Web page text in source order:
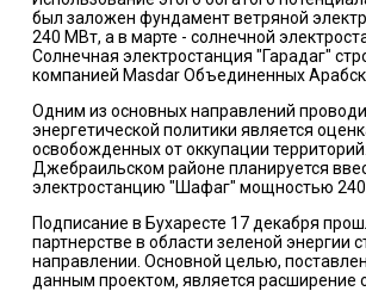
был заложен фундамент ветряной
240 МВт, а в марте - солнечной
Солнечная электростанция "Гарадаг"
компанией Masdar Объединенных
Одним из основных направлений
энергетической политики является
освобожденных от оккупации
Джебраильском районе планируется
электростанцию "Шафаг" мощностью
Подписание в Бухаресте 17 декабря
партнерстве в области зеленой
направлении. Основной целью,
данным проектом, является расширение